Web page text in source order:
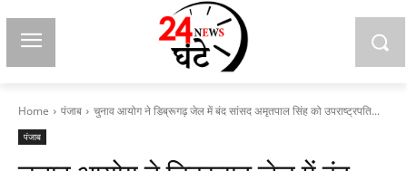
Home पंजाब चुनाव आयोग ने डिब्रूगढ़ जेल में बंद सांसद अमृतपाल सिंह को उपराष्ट्रपति...
पंजाब